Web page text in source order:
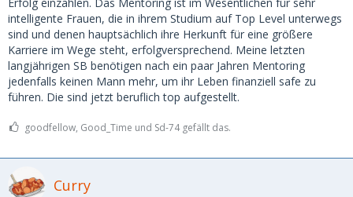
intelligente Frauen, die in ihrem Studium auf Top Level unterwegs
sind und denen hauptsächlich ihre Herkunft für eine größere
Karriere im Wege steht, erfolgversprechend. Meine letzten
langjährigen SB benötigen nach ein paar Jahren Mentoring
jedenfalls keinen Mann mehr, um ihr Leben finanziell safe zu
führen. Die sind jetzt beruflich top aufgestellt.
goodfellow, Good_Time und Sd-74 gefällt das.
Curry